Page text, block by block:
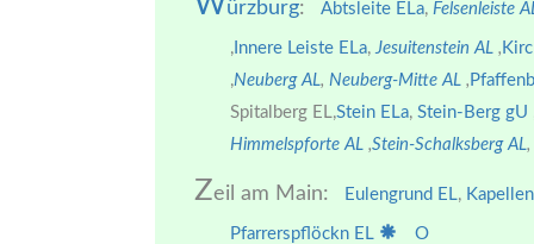
ürzburg: Abtsleite ELa, Felsenleiste
, Innere Leiste ELa, Jesuitenstein AL ,
,Neuberg AL, Neuberg-Mitte AL ,
Spitalberg EL,Stein ELa, Stein-Berg gU
Himmelspforte AL ,Stein-Schalksberg AL,
Zeil am Main: Eulengrund EL,
Pfarrerspflöckn EL O